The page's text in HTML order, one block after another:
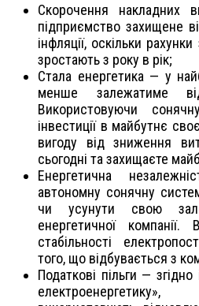
Скорочення накладних
підприємство захищене
інфляції, оскільки
зростають з року в рік;
Стала енергетика — у
менше залежатиме
Використовуючи
інвестиції в майбутнє
вигоду від зниження
сьогодні та захищаєте
Енергетична
автономну сонячну
чи усунути свою
енергетичної
стабільності
того, що відбувається з
Податкові пільги —